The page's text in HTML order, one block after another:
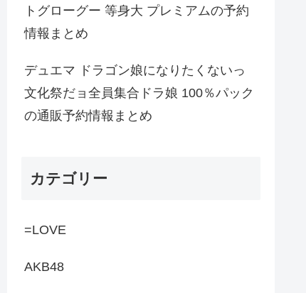
トグローグー 等身大 プレミアムの予約
情報まとめ
デュエマ ドラゴン娘になりたくないっ
文化祭だョ全員集合ドラ娘 100％パック
の通販予約情報まとめ
カテゴリー
=LOVE
AKB48